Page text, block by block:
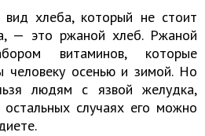
хлеба, который не стоит
— это ржаной хлеб. Ржаной
витаминов, которые
человеку осенью и зимой. Но
людям с язвой желудка,
остальных случаях его можно